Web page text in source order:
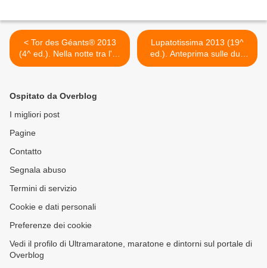
< Tor des Géants® 2013
(4^ ed.). Nella notte tra l'11
e il 12 settembre arriva
Lupatotissima 2013 (19^
ed.). Anteprima sulle due
gare di Ultramaratona che
Ospitato da Overblog
I migliori post
Pagine
Contatto
Segnala abuso
Termini di servizio
Cookie e dati personali
Preferenze dei cookie
Vedi il profilo di Ultramaratone, maratone e dintorni sul portale di
Overblog